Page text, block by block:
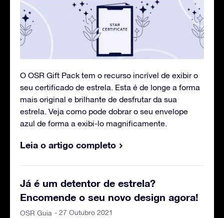
O OSR Gift Pack tem o recurso incrível de exibir o
seu certificado de estrela. Esta é de longe a forma
mais original e brilhante de desfrutar da sua
estrela. Veja como pode dobrar o seu envelope
azul de forma a exibi-lo magnificamente.
Leia o artigo completo
Já é um detentor de estrela?
Encomende o seu novo design agora!
OSR Guia - 27 Outubro 2021